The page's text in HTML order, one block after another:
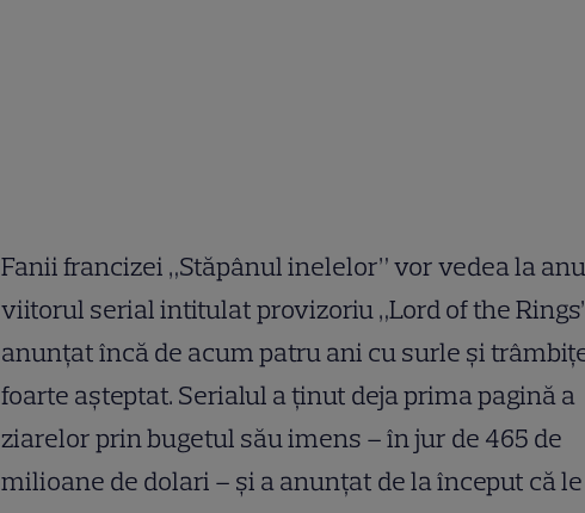
Fanii francizei „Stăpânul inelelor” vor vedea la
viitorul serial intitulat provizoriu „Lord of the
anunțat încă de acum patru ani cu surle și
foarte așteptat. Serialul a ținut deja prima pagină a
ziarelor prin bugetul său imens – în jur de 465 de
milioane de dolari – și a anunțat de la început că